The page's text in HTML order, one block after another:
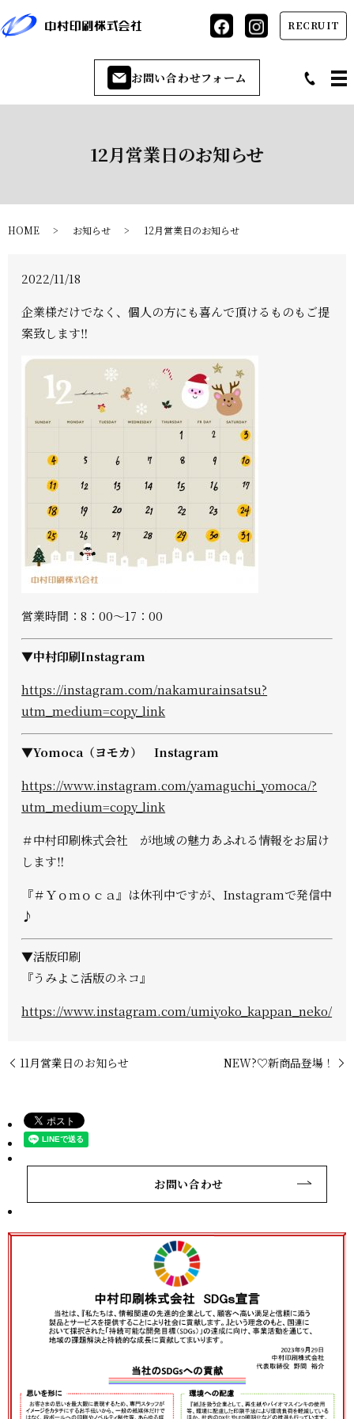
お問い合わせフォーム
RECRUIT
12月営業日のお知らせ
HOME お知らせ 12月営業日のお知らせ
2022/11/18
企業様だけでなく、個人の方にも喜んで頂けるものもご提
案致します‼
営業時間：8：00～17：00
▼中村印刷Instagram
https://instagram.com/nakamurainsatsu?
utm_medium=copy_link
▼Yomoca（ヨモカ） Instagram
https://www.instagram.com/yamaguchi_yomoca/?
utm_medium=copy_link
＃中村印刷株式会社 が地域の魅力あふれる情報をお届け
します‼
『＃Ｙｏｍｏｃａ』は休刊中ですが、Instagramで発信中
♪
▼活版印刷
『うみよこ活版のネコ』
https://www.instagram.com/umiyoko_kappan_neko/
11月営業日のお知らせ NEW?♡新商品登場！
お問い合わせ